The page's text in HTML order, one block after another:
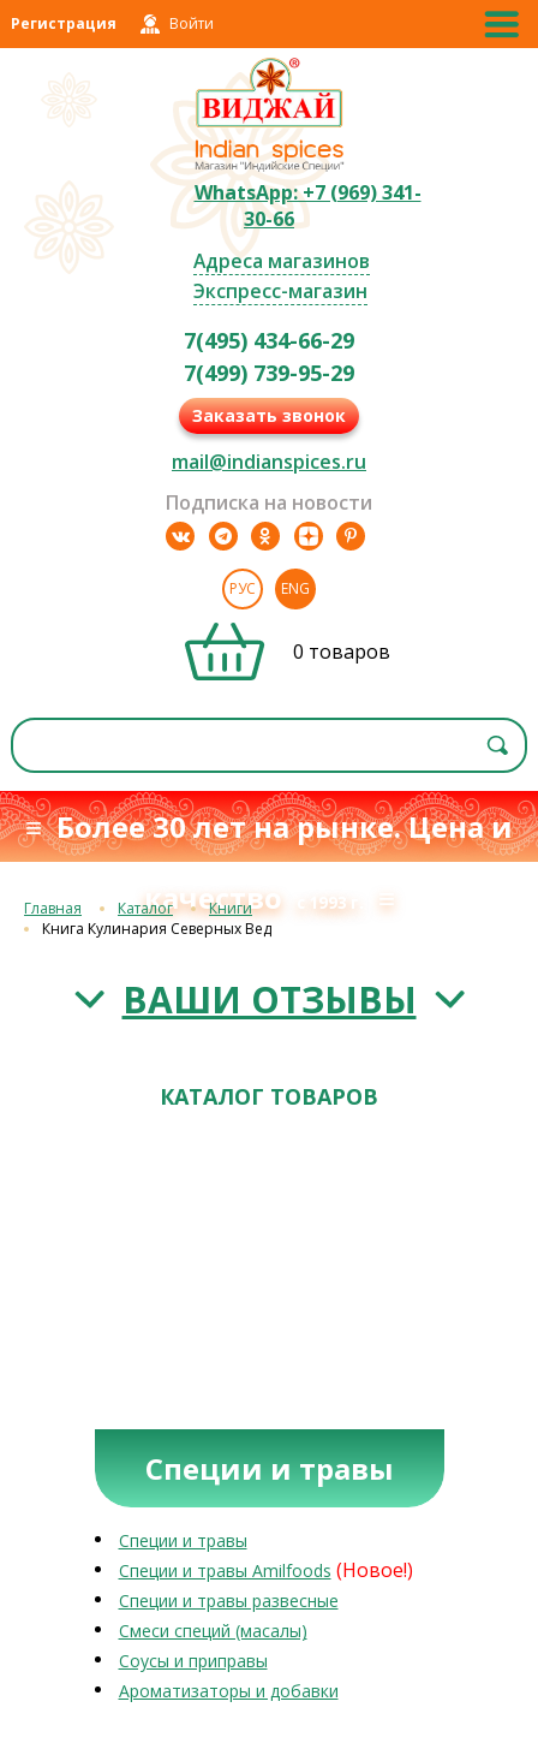
Регистрация Войти
WhatsApp: +7 (969) 341-
30-66
Адреса магазинов
Экспресс-магазин
7(495) 434-66-29
7(499) 739-95-29
Заказать звонок
mail@indianspices.ru
Подписка на новости
РУС ENG
0 товаров
≡ Более 30 лет на рынке. Цена и
качество
с 1993 г. ≡
Главная Каталог
Книги
Книга Кулинария Северных Вед
ВАШИ ОТЗЫВЫ
КАТАЛОГ ТОВАРОВ
Специи и травы
Специи и травы
Специи и травы Amilfoods (Новое!)
Специи и травы развесные
Смеси специй (масалы)
Соусы и приправы
Ароматизаторы и добавки